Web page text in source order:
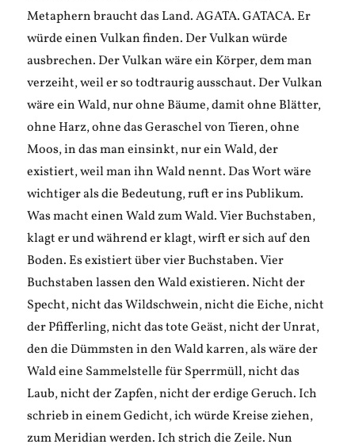
Metaphern braucht das Land. AGATA. GATACA. Er
würde einen Vulkan finden. Der Vulkan würde
ausbrechen. Der Vulkan wäre ein Körper, dem man
verzeiht, weil er so todtraurig ausschaut. Der Vulkan
wäre ein Wald, nur ohne Bäume, damit ohne Blätter,
ohne Harz, ohne das Geraschel von Tieren, ohne
Moos, in das man einsinkt, nur ein Wald, der
existiert, weil man ihn Wald nennt. Das Wort wäre
wichtiger als die Bedeutung, ruft er ins Publikum.
Was macht einen Wald zum Wald. Vier Buchstaben,
klagt er und während er klagt, wirft er sich auf den
Boden. Es existiert über vier Buchstaben. Vier
Buchstaben lassen den Wald existieren. Nicht der
Specht, nicht das Wildschwein, nicht die Eiche, nicht
der Pfifferling, nicht das tote Geäst, nicht der Unrat,
den die Dümmsten in den Wald karren, als wäre der
Wald eine Sammelstelle für Sperrmüll, nicht das
Laub, nicht der Zapfen, nicht der erdige Geruch. Ich
schrieb in einem Gedicht, ich würde Kreise ziehen,
zum Meridian werden. Ich strich die Zeile. Nun